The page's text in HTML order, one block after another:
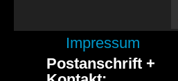
Impressum
Postanschrift +